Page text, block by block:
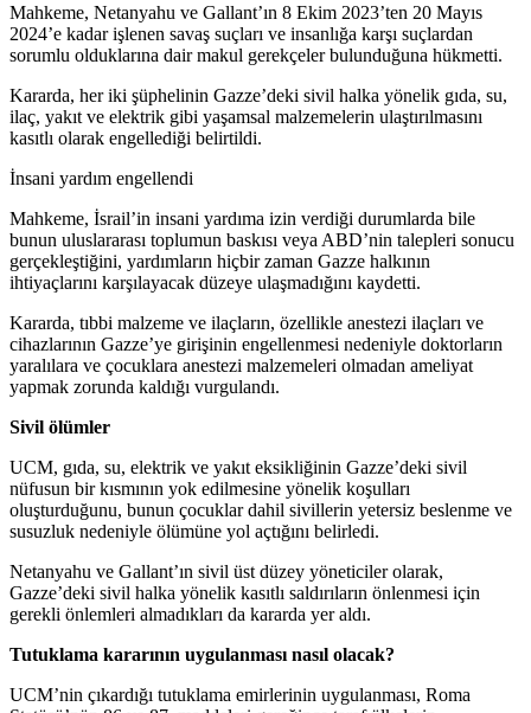
Mahkeme, Netanyahu ve Gallant’ın 8 Ekim 2023’ten 20 Mayıs
2024’e kadar işlenen savaş suçları ve insanlığa karşı suçlardan
sorumlu olduklarına dair makul gerekçeler bulunduğuna hükmetti.
Kararda, her iki şüphelinin Gazze’deki sivil halka yönelik gıda, su,
ilaç, yakıt ve elektrik gibi yaşamsal malzemelerin ulaştırılmasını
kasıtlı olarak engellediği belirtildi.
İnsani yardım engellendi
Mahkeme, İsrail’in insani yardıma izin verdiği durumlarda bile
bunun uluslararası toplumun baskısı veya ABD’nin talepleri sonucu
gerçekleştiğini, yardımların hiçbir zaman Gazze halkının
ihtiyaçlarını karşılayacak düzeye ulaşmadığını kaydetti.
Kararda, tıbbi malzeme ve ilaçların, özellikle anestezi ilaçları ve
cihazlarının Gazze’ye girişinin engellenmesi nedeniyle doktorların
yaralılara ve çocuklara anestezi malzemeleri olmadan ameliyat
yapmak zorunda kaldığı vurgulandı.
Sivil ölümler
UCM, gıda, su, elektrik ve yakıt eksikliğinin Gazze’deki sivil
nüfusun bir kısmının yok edilmesine yönelik koşulları
oluşturduğunu, bunun çocuklar dahil sivillerin yetersiz beslenme ve
susuzluk nedeniyle ölümüne yol açtığını belirledi.
Netanyahu ve Gallant’ın sivil üst düzey yöneticiler olarak,
Gazze’deki sivil halka yönelik kasıtlı saldırıların önlenmesi için
gerekli önlemleri almadıkları da kararda yer aldı.
Tutuklama kararının uygulanması nasıl olacak?
UCM’nin çıkardığı tutuklama emirlerinin uygulanması, Roma